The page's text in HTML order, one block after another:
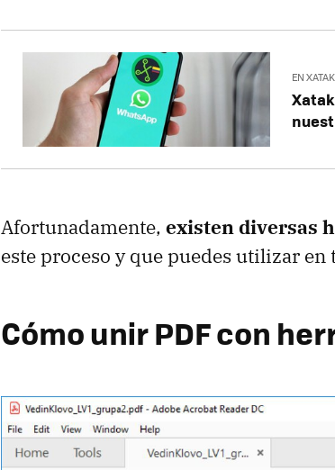
EN
Afortunadamente, existen diversas
este proceso y que puedes utilizar en
Cómo unir PDF con